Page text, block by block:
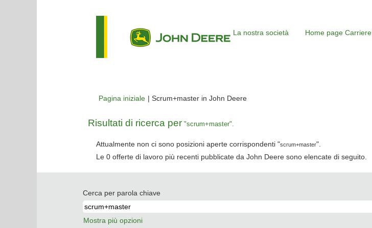
La nostra società Home page Carriere
Pagina iniziale | Scrum+master in John Deere(pagina
Risultati di ricerca per "scrum+master".
Attualmente non ci sono posizioni aperte corrispondenti "scrum+master".
Le 0 offerte di lavoro più recenti pubblicate da John Deere sono elencate di seguito.
Cerca per parola chiave
Mostra più opzioni